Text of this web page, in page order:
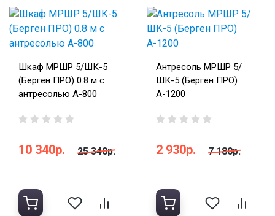
Шкаф МРШР 5/ШК-5
(Берген ПРО) 0.8 м с
антресолью А-800
10 340р. 25 340р.
Антресоль МРШР 5/
ШК-5 (Берген ПРО)
А-1200
2 930р. 7 180р.